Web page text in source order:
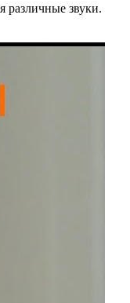
различные звуки.